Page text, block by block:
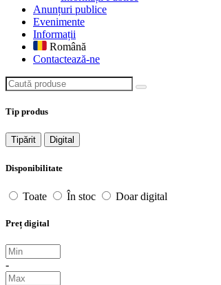
Anunțuri publice
Evenimente
Informații
Română
Contactează-ne
Caută produse
Tip produs
Tipărit Digital
Disponibilitate
Toate În stoc Doar digital
Preț digital
-